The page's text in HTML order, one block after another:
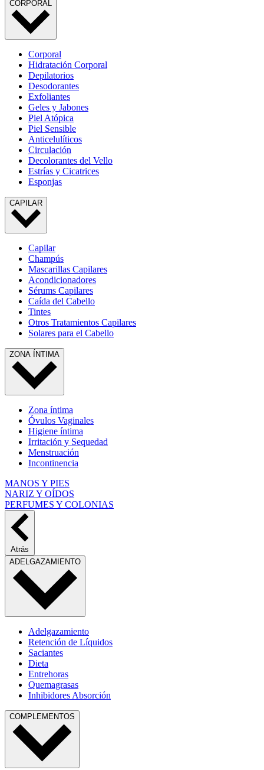
CORPORAL
Corporal
Hidratación Corporal
Depilatorios
Desodorantes
Exfoliantes
Geles y Jabones
Piel Atópica
Piel Sensible
Anticelulíticos
Circulación
Decolorantes del Vello
Estrías y Cicatrices
Esponjas
CAPILAR
Capilar
Champús
Mascarillas Capilares
Acondicionadores
Sérums Capilares
Caída del Cabello
Tintes
Otros Tratamientos Capilares
Solares para el Cabello
ZONA ÍNTIMA
Zona íntima
Óvulos Vaginales
Higiene íntima
Irritación y Sequedad
Menstruación
Incontinencia
MANOS Y PIES
NARIZ Y OÍDOS
PERFUMES Y COLONIAS
Atrás
ADELGAZAMIENTO
Adelgazamiento
Retención de Líquidos
Saciantes
Dieta
Entrehoras
Quemagrasas
Inhibidores Absorción
COMPLEMENTOS